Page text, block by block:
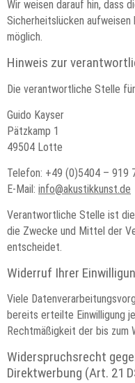
Wir weisen darauf hin, dass
Sicherheitslücken
möglich.
Hinweis zur
Die verantwortliche Stelle
Guido Kayser
Pätzkamp 1
49504 Lotte
Telefon: +49 (0)5404 – 919
E-Mail: info@akustikkunst.de
Verantwortliche Stelle ist
die Zwecke und Mittel der
entscheidet.
Widerruf Ihrer
Viele
bereits erteilte Einwilligung
Rechtmäßigkeit der bis zum
Widerspruchsrecht
Direktwerbung (Art. 21